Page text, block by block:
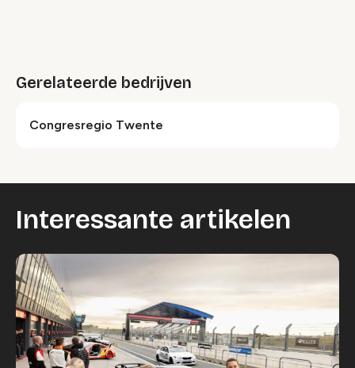
Gerelateerde bedrijven
Congresregio Twente
Interessante artikelen